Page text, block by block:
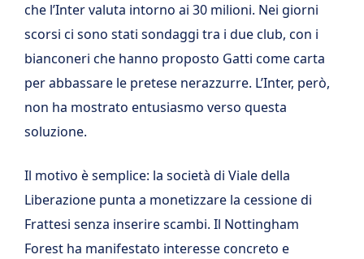
che l’Inter valuta intorno ai 30 milioni. Nei giorni
scorsi ci sono stati sondaggi tra i due club, con i
bianconeri che hanno proposto Gatti come carta
per abbassare le pretese nerazzurre. L’Inter, però,
non ha mostrato entusiasmo verso questa
soluzione.
Il motivo è semplice: la società di Viale della
Liberazione punta a monetizzare la cessione di
Frattesi senza inserire scambi. Il Nottingham
Forest ha manifestato interesse concreto e